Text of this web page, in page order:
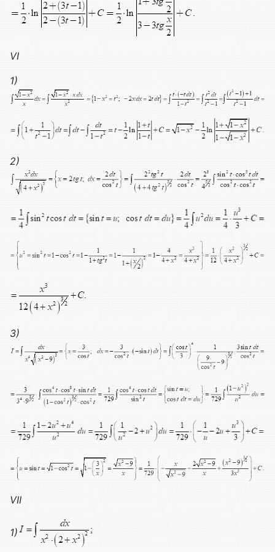
VI
1)
2)
3)
VII
1)